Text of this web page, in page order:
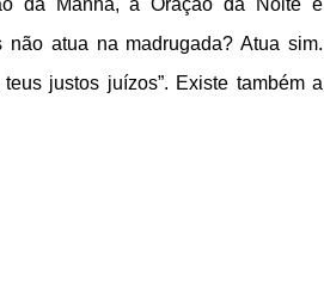
da Manhã, aOração da Noite e
atua na madrugada? Atua sim.
justos juízos”. Existe também a